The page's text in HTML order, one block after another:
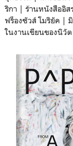
ริกา | ร้านหนังสืออิส
ฟร็องซัวส์ โมริยัค |
ในงานเขียนของนิวั